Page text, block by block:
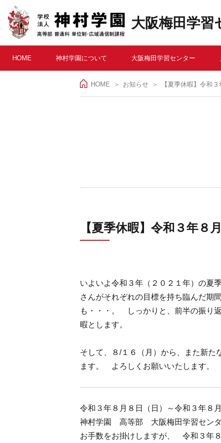
大阪梅田学習
HOME 神村学園について 大阪梅田学習センター
HOME ＞ お知らせ 【夏季休暇】令和
【夏季休暇】令和３年
いよいよ令和３年（２０２１年）の
さんがそれぞれの目標を持ち臨んだ
も・・・。 しっかりと、前半の振り
暇とします。
そして、８/１６（月）から、また新
ます。 よろしくお願いいたします。
令和３年８月８日（日）～令和３年８
神村学園 高等部 大阪梅田学習セン
お手数をお掛けしますが、 令和３年